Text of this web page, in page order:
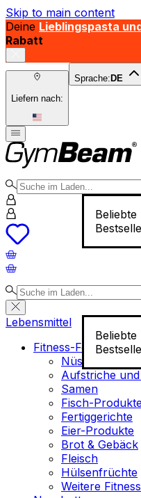
Skip to main content
Deine Lieblingspasta
Rabatt
Liefern nach:
Sprache: DE
Lebensmittel
Fitness-Food
Nüsse
Aufstriche
Samen
Fisch-
Fertiggerichte
Eier-Produkte
Brot & Gebäck
Fleisch
Hülsenfrüchte
Weitere